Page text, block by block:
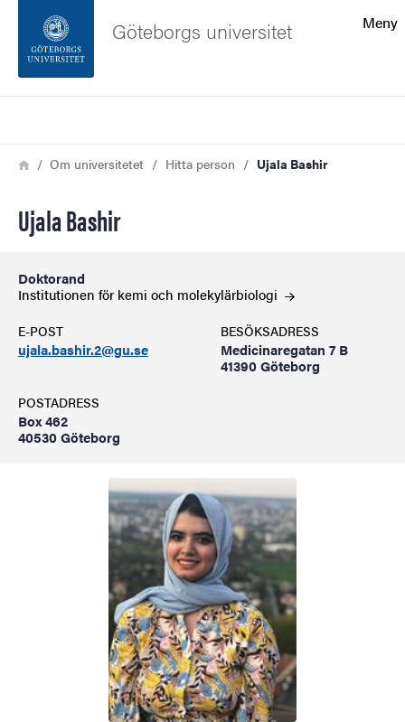
Sidfoten
Meny
Göteborgs universitet
Länkstig
HemOm universitetet Hitta person Ujala Bashir
Ujala Bashir
Doktorand
Institutionen för kemi och molekylärbiologi
E-POST
ujala.bashir.2@gu.se
BESÖKSADRESS
Medicinaregatan 7 B
41390 Göteborg
POSTADRESS
Box 462
40530 Göteborg